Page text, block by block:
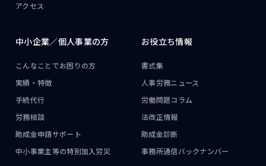
アクセス
中小企業／個人事業の方
こんなことでお困りの方
実績・特徴
手続代行
労務相談
助成金申請サポート
中小事業主等の特別加入労災
お役立ち情報
書式集
人事労務ニュース
労働問題コラム
法改正情報
助成金診断
事務所通信バックナンバー